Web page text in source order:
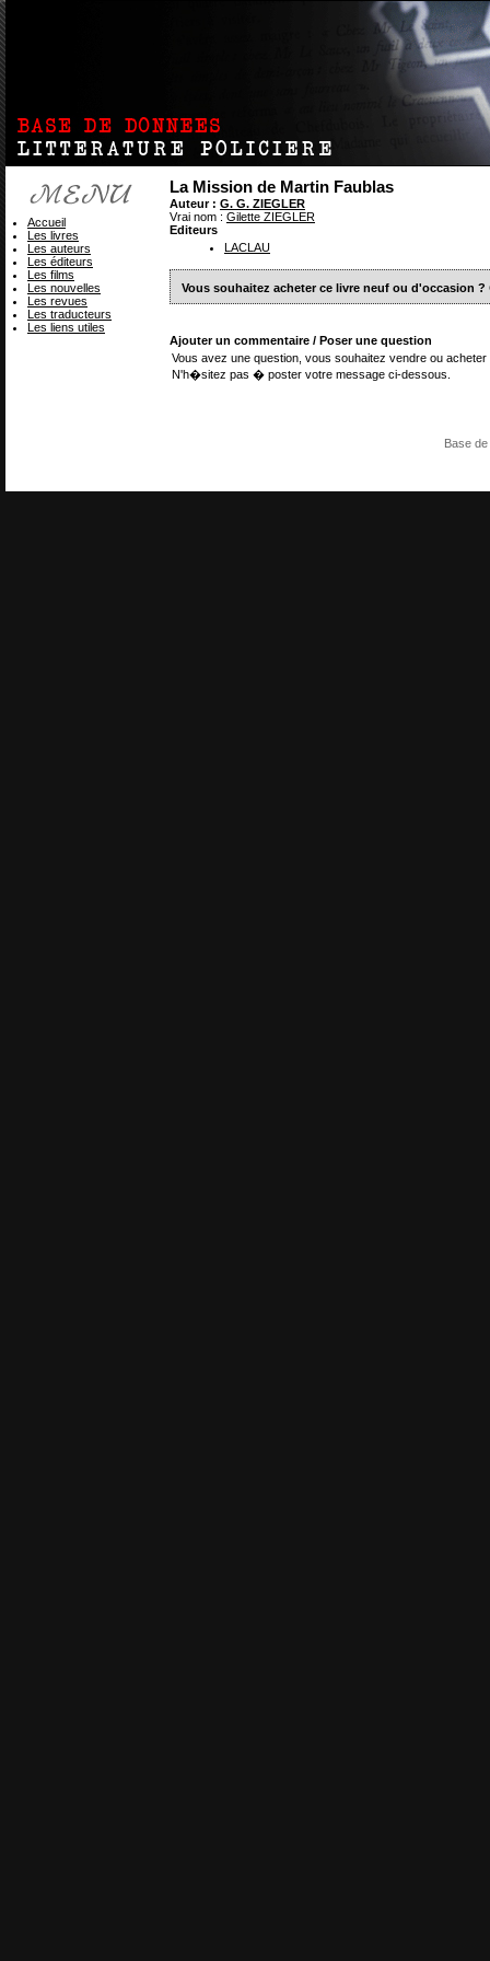
La Mission de Martin Faublas
Auteur : G. G. ZIEGLER
Vrai nom : Gilette ZIEGLER
Editeurs
LACLAU
Vous souhaitez acheter ce livre neuf ou d'occasion ?
Ajouter un commentaire / Poser une question
Vous avez une question, vous souhaitez vendre ou
N'h�sitez pas � poster votre message ci-dessous.
Accueil
Les livres
Les auteurs
Les éditeurs
Les films
Les nouvelles
Les revues
Les traducteurs
Les liens utiles
Base